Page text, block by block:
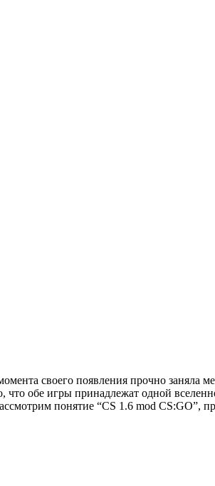
своего появления прочно заняла
обе игры принадлежат одной
понятие “CS 1.6 mod CS:GO”,